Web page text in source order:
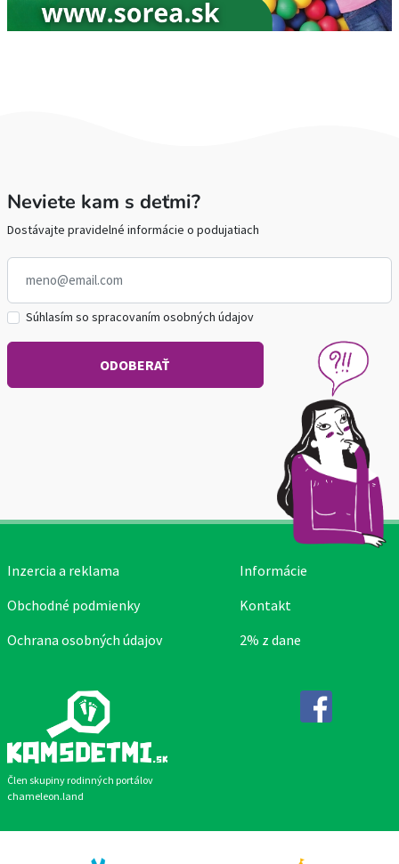
Neviete kam s deťmi?
Dostávajte pravidelné informácie o podujatiach
Súhlasím so spracovaním osobných údajov
Člen skupiny rodinných portálov
chameleon.land
Inzercia a reklama
Obchodné podmienky
Ochrana osobných údajov
Informácie
Kontakt
2% z dane